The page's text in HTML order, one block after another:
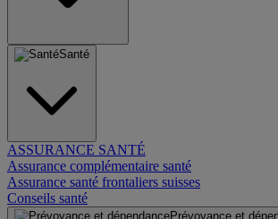
Santé
ASSURANCE SANTÉ
Assurance complémentaire santé
Assurance santé frontaliers suisses
Conseils santé
Prévoyance et